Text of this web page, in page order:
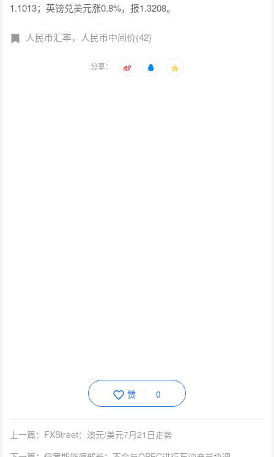
1.1013；英镑兑美元涨0.8%，报1.3208。
人民币汇率，人民币中间价(42)
分享：
赞 0
上一篇：FXStreet：澳元/美元7月21日走势